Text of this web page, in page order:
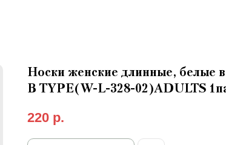
Носки женские длинные, белые
B TYPE(W-L-328-02)ADULTS
220 р.